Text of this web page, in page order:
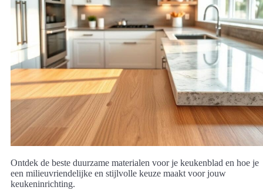
Ontdek de beste duurzame materialen voor je keukenblad en hoe je
een milieuvriendelijke en stijlvolle keuze maakt voor jouw
keukeninrichting.